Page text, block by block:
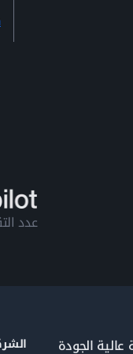
عدد
الجودة